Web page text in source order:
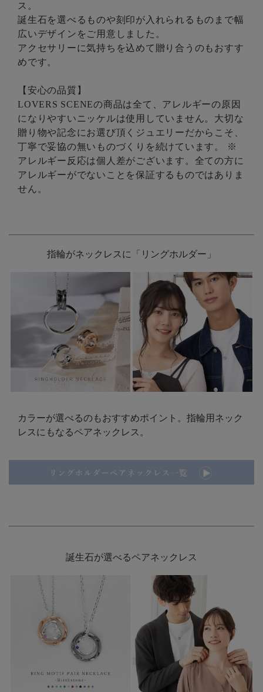
ス。
誕生石を選べるものや刻印が入れられるものまで幅
広いデザインをご用意しました。
アクセサリーに気持ちを込めて贈り合うのもおすす
めです。
【安心の品質】
LOVERS SCENEの商品は全て、アレルギーの原因
になりやすいニッケルは使用していません。大切な
贈り物や記念にお選び頂くジュエリーだからこそ、
丁寧で妥協の無いものづくりを続けています。 ※
アレルギー反応は個人差がございます。全ての方に
アレルギーがでないことを保証するものではありま
せん。
指輪がネックレスに「リングホルダー」
カラーが選べるのもおすすめポイント。指輪用ネック
レスにもなるペアネックレス。
誕生石が選べるペアネックレス